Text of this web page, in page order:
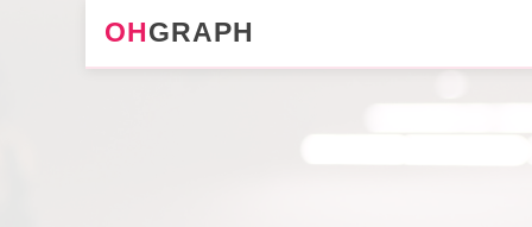
OHGRAPH